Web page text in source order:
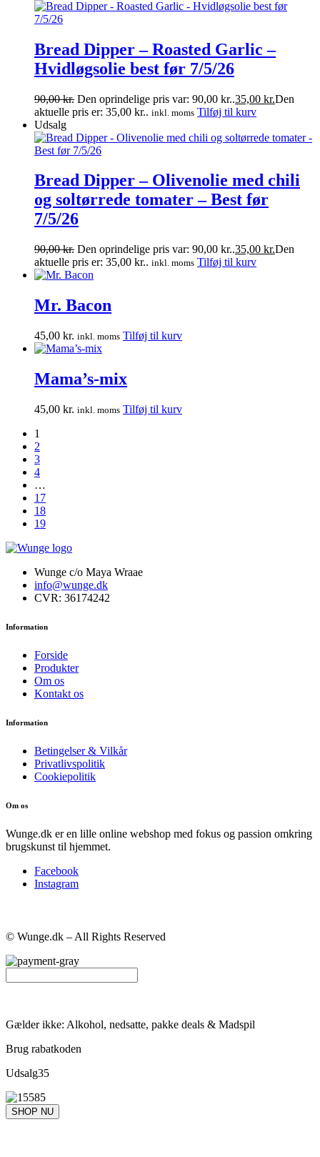
Bread Dipper – Roasted Garlic –
Hvidløgsolie best før 7/5/26
90,00kr. Den oprindelige pris var: 90,00 kr..35,00 kr.Den
aktuelle pris er: 35,00 kr.. inkl. moms Tilføj til kurv
Udsalg
Bread Dipper – Olivenolie med chili
og soltørrede tomater – Best før
7/5/26
90,00kr. Den oprindelige pris var: 90,00 kr..35,00 kr.Den
aktuelle pris er: 35,00 kr.. inkl. moms Tilføj til kurv
Mr. Bacon
45,00 kr. inkl. moms Tilføj til kurv
Mama’s-mix
45,00 kr. inkl. moms Tilføj til kurv
1
2
3
4
…
17
18
19
Wunge c/o Maya Wraae
info@wunge.dk
CVR: 36174242
Information
Forside
Produkter
Om os
Kontakt os
Information
Betingelser & Vilkår
Privatlivspolitik
Cookiepolitik
Om os
Wunge.dk er en lille online webshop med fokus og passion omkring
brugskunst til hjemmet.
Facebook
Instagram
© Wunge.dk – All Rights Reserved
Gælder ikke: Alkohol, nedsatte, pakke deals & Madspil
Brug rabatkoden
Udsalg35
SHOP NU